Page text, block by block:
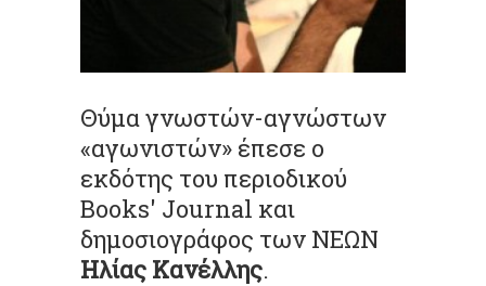
Θύμα γνωστών-αγνώστων
«αγωνιστών» έπεσε ο
εκδότης του περιοδικού
Books' Journal και
δημοσιογράφoς των ΝΕΩΝ
Ηλίας Κανέλλης.